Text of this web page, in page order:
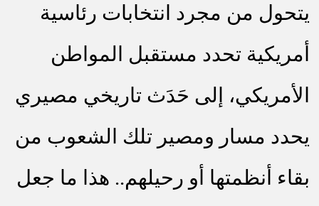
يتحول من مجرد انتخابات رئاسية
أمريكية تحدد مستقبل المواطن
الأمريكي، إلى حَدَث تاريخي مصيري
يحدد مسار ومصير تلك الشعوب من
بقاء أنظمتها أو رحيلهم.. هذا ما جعل